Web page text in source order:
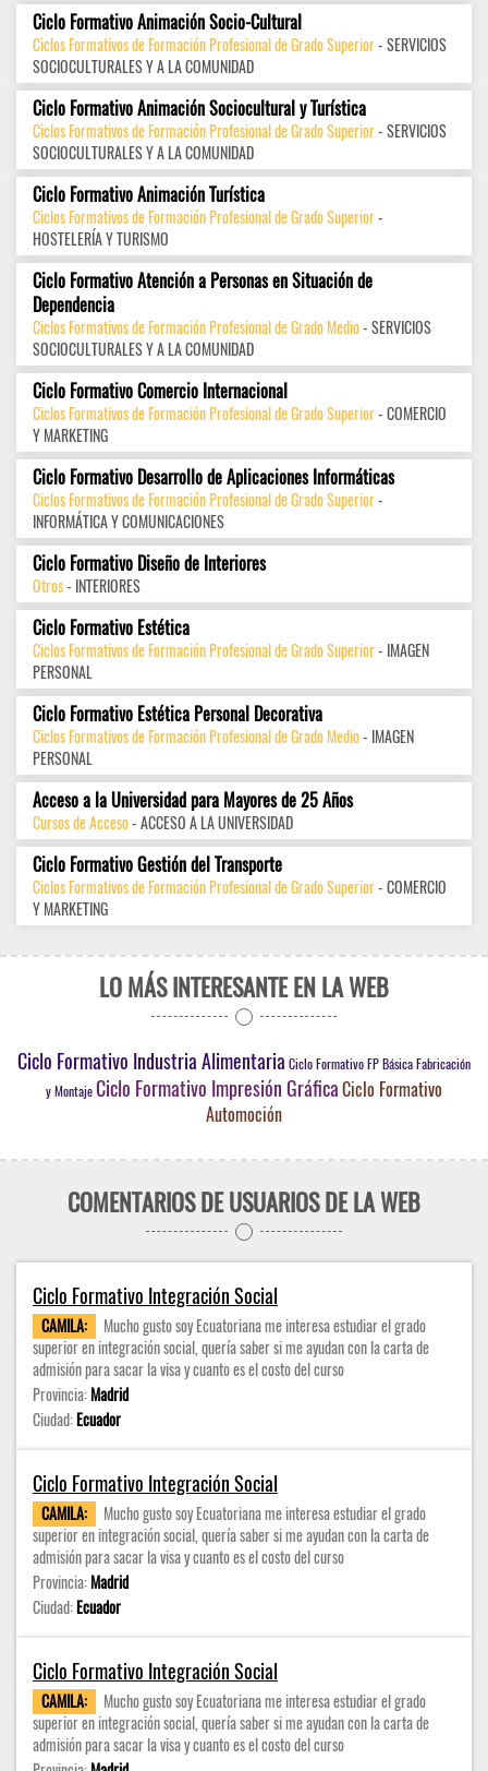
Ciclo Formativo Animación Socio-Cultural
Ciclos Formativos de Formación Profesional de Grado Superior- SERVICIOS
SOCIOCULTURALES Y A LA COMUNIDAD
Ciclo Formativo Animación Sociocultural y Turística
Ciclos Formativos de Formación Profesional de Grado Superior- SERVICIOS
SOCIOCULTURALES Y A LA COMUNIDAD
Ciclo Formativo Animación Turística
Ciclos Formativos de Formación Profesional de Grado Superior-
HOSTELERÍA Y TURISMO
Ciclo Formativo Atención a Personas en Situación de
Dependencia
Ciclos Formativos de Formación Profesional de Grado Medio- SERVICIOS
SOCIOCULTURALES Y A LA COMUNIDAD
Ciclo Formativo Comercio Internacional
Ciclos Formativos de Formación Profesional de Grado Superior- COMERCIO
Y MARKETING
Ciclo Formativo Desarrollo de Aplicaciones Informáticas
Ciclos Formativos de Formación Profesional de Grado Superior-
INFORMÁTICA Y COMUNICACIONES
Ciclo Formativo Diseño de Interiores
Otros- INTERIORES
Ciclo Formativo Estética
Ciclos Formativos de Formación Profesional de Grado Superior- IMAGEN
PERSONAL
Ciclo Formativo Estética Personal Decorativa
Ciclos Formativos de Formación Profesional de Grado Medio- IMAGEN
PERSONAL
Acceso a la Universidad para Mayores de 25 Años
Cursos de Acceso- ACCESO A LA UNIVERSIDAD
Ciclo Formativo Gestión del Transporte
Ciclos Formativos de Formación Profesional de Grado Superior- COMERCIO
Y MARKETING
LO MÁS INTERESANTE EN LA WEB
Ciclo Formativo Industria Alimentaria Ciclo Formativo FP Básica Fabricación
y MontajeCiclo Formativo Impresión GráficaCiclo Formativo
Automoción
COMENTARIOS DE USUARIOS DE LA WEB
Ciclo Formativo Integración Social
CAMILA:
Mucho gusto soy Ecuatoriana me interesa estudiar el grado
superior en integración social, quería saber si me ayudan con la carta de
admisión para sacar la visa y cuanto es el costo del curso
Provincia:Madrid
Ciudad:Ecuador
Ciclo Formativo Integración Social
CAMILA:
Mucho gusto soy Ecuatoriana me interesa estudiar el grado
superior en integración social, quería saber si me ayudan con la carta de
admisión para sacar la visa y cuanto es el costo del curso
Provincia:Madrid
Ciudad:Ecuador
Ciclo Formativo Integración Social
CAMILA:
Mucho gusto soy Ecuatoriana me interesa estudiar el grado
superior en integración social, quería saber si me ayudan con la carta de
admisión para sacar la visa y cuanto es el costo del curso